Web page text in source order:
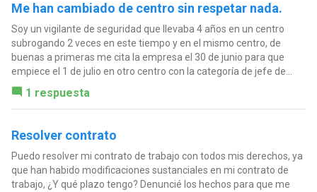
Me han cambiado de centro sin respetar nada.
Soy un vigilante de seguridad que llevaba 4 años en un centro
subrogando 2 veces en este tiempo y en el mismo centro, de
buenas a primeras me cita la empresa el 30 de junio para que
empiece el 1 de julio en otro centro con la categoría de jefe de...
1 respuesta
Resolver contrato
Puedo resolver mi contrato de trabajo con todos mis derechos, ya
que han habido modificaciones sustanciales en mi contrato de
trabajo, ¿Y qué plazo tengo? Denuncié los hechos para que me